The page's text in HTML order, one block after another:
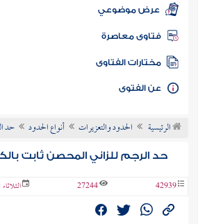
الفتاوى الحية
عرض موضوعي
فتاوى معاصرة
مختارات الفتاوى
الفتوى
الرئيسية الحدود والتعزيرات أنواع الحدود حد
حد الرجم للزاني المحصن ثابت
42939
27244 الثلاثاء 21 ذو القعدة 1424 هـ - 13-1-2004 م